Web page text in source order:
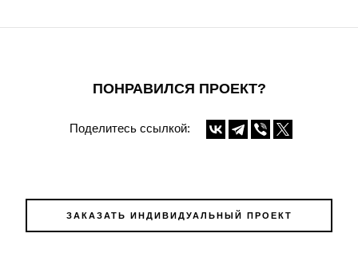
ПОНРАВИЛСЯ ПРОЕКТ?
Поделитесь ссылкой:
ЗАКАЗАТЬ ИНДИВИДУАЛЬНЫЙ ПРОЕКТ